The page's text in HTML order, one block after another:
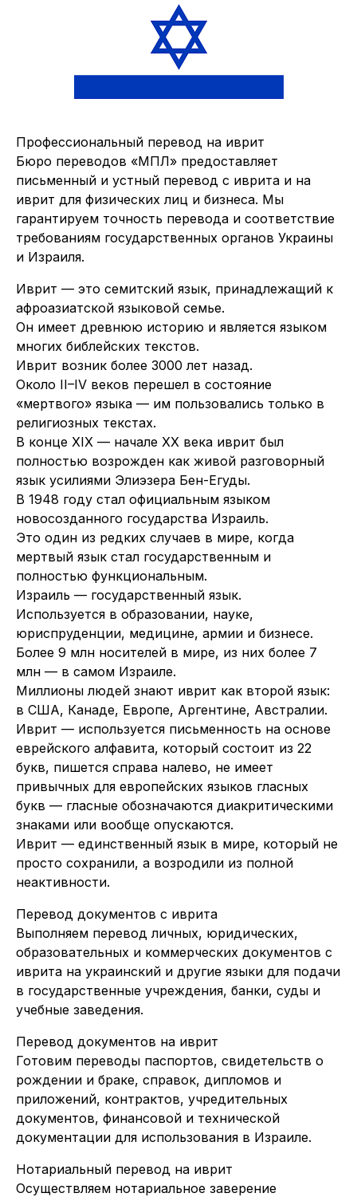
Профессиональный перевод на иврит
Бюро переводов «МПЛ» предоставляет
письменный и устный перевод с иврита и на
иврит для физических лиц и бизнеса. Мы
гарантируем точность перевода и соответствие
требованиям государственных органов Украины
и Израиля.
Иврит — это семитский язык, принадлежащий к
афроазиатской языковой семье.
Он имеет древнюю историю и является языком
многих библейских текстов.
Иврит возник более 3000 лет назад.
Около II–IV веков перешел в состояние
«мертвого» языка — им пользовались только в
религиозных текстах.
В конце XIX — начале XX века иврит был
полностью возрожден как живой разговорный
язык усилиями Элиэзера Бен-Егуды.
В 1948 году стал официальным языком
новосозданного государства Израиль.
Это один из редких случаев в мире, когда
мертвый язык стал государственным и
полностью функциональным.
Израиль — государственный язык.
Используется в образовании, науке,
юриспруденции, медицине, армии и бизнесе.
Более 9 млн носителей в мире, из них более 7
млн — в самом Израиле.
Миллионы людей знают иврит как второй язык:
в США, Канаде, Европе, Аргентине, Австралии.
Иврит — используется письменность на основе
еврейского алфавита, который состоит из 22
букв, пишется справа налево, не имеет
привычных для европейских языков гласных
букв — гласные обозначаются диакритическими
знаками или вообще опускаются.
Иврит — единственный язык в мире, который не
просто сохранили, а возродили из полной
неактивности.
Перевод документов с иврита
Выполняем перевод личных, юридических,
образовательных и коммерческих документов с
иврита на украинский и другие языки для подачи
в государственные учреждения, банки, суды и
учебные заведения.
Перевод документов на иврит
Готовим переводы паспортов, свидетельств о
рождении и браке, справок, дипломов и
приложений, контрактов, учредительных
документов, финансовой и технической
документации для использования в Израиле.
Нотариальный перевод на иврит
Осуществляем нотариальное заверение